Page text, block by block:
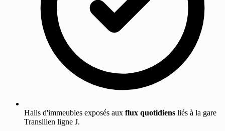
Halls d'immeubles exposés aux flux quotidiens liés à la gare
Transilien ligne J.